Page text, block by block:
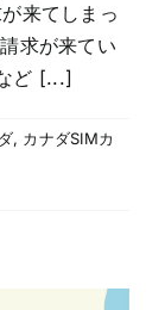
来てしまっ
求が来てい
ど [...]
, カナダSIMカ